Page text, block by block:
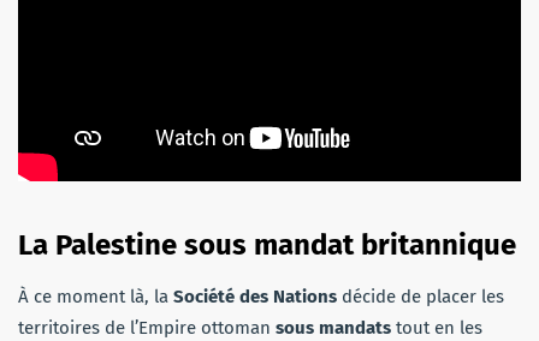
La Palestine sous mandat britannique
À ce moment là, la Société des Nations décide de placer les
territoires de l’Empire ottoman sous mandats tout en les